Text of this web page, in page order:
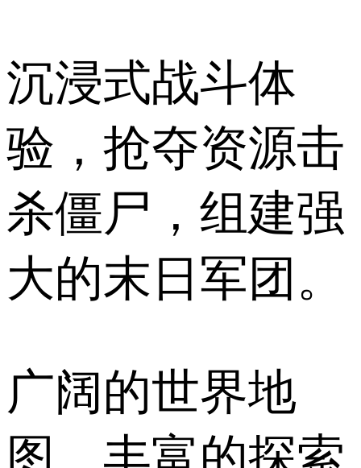
沉浸式战斗体
验，抢夺资源击
杀僵尸，组建强
大的末日军团。
广阔的世界地
图，丰富的探索